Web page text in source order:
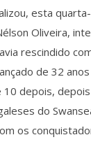
esta
Oliveira,
rescindido
de 32
10 depois,
do
os